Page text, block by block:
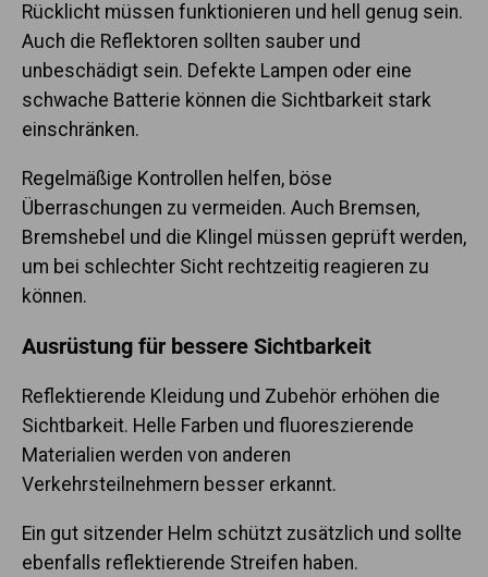
Rücklicht müssen funktionieren und hell genug sein.
Auch die Reflektoren sollten sauber und
unbeschädigt sein. Defekte Lampen oder eine
schwache Batterie können die Sichtbarkeit stark
einschränken.
Regelmäßige Kontrollen helfen, böse
Überraschungen zu vermeiden. Auch Bremsen,
Bremshebel und die Klingel müssen geprüft werden,
um bei schlechter Sicht rechtzeitig reagieren zu
können.
Ausrüstung für bessere Sichtbarkeit
Reflektierende Kleidung und Zubehör erhöhen die
Sichtbarkeit. Helle Farben und fluoreszierende
Materialien werden von anderen
Verkehrsteilnehmern besser erkannt.
Ein gut sitzender Helm schützt zusätzlich und sollte
ebenfalls reflektierende Streifen haben.